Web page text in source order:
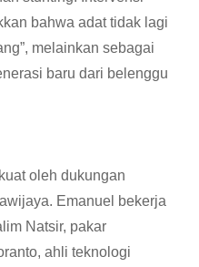
bahwa adat tidak lagi
melainkan sebagai
baru dari belenggu
oleh dukungan
Emanuel bekerja
Natsir, pakar
ahli teknologi